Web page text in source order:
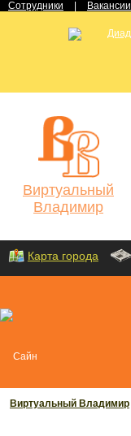
Сотрудники Вакансии
Виртуальный
Владимир
Карта города
Виртуальный Владимир